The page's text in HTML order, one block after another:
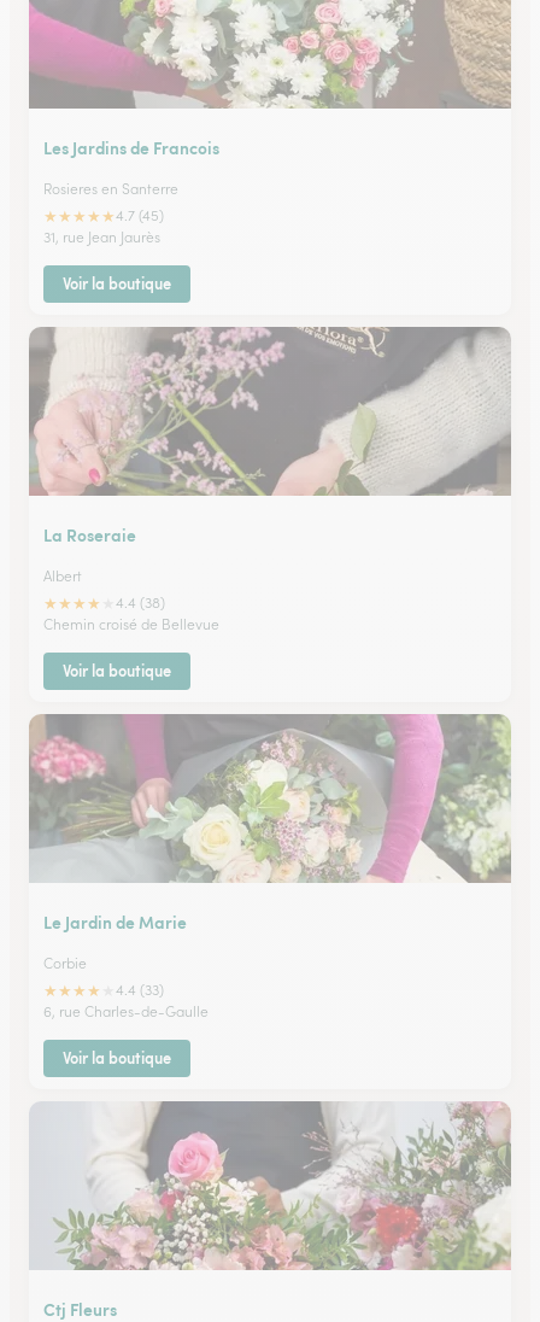
Les Jardins de Francois
Rosieres en Santerre
★★★★★4.7 (45)
31, rue Jean Jaurès
Voir la boutique
La Roseraie
Albert
★★★★
4.4 (38)
Chemin croisé de Bellevue
Voir la boutique
Le Jardin de Marie
Corbie
★★★★
4.4 (33)
6, rue Charles-de-Gaulle
Voir la boutique
Ctj Fleurs